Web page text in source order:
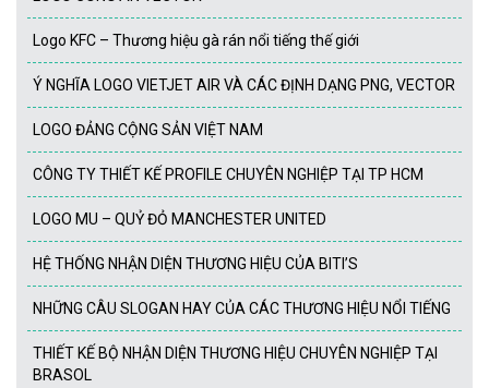
Logo KFC – Thương hiệu gà rán nổi tiếng thế giới
Ý NGHĨA LOGO VIETJET AIR VÀ CÁC ĐỊNH DẠNG PNG, VECTOR
LOGO ĐẢNG CỘNG SẢN VIỆT NAM
CÔNG TY THIẾT KẾ PROFILE CHUYÊN NGHIỆP TẠI TP HCM
LOGO MU – QUỶ ĐỎ MANCHESTER UNITED
HỆ THỐNG NHẬN DIỆN THƯƠNG HIỆU CỦA BITI’S
NHỮNG CÂU SLOGAN HAY CỦA CÁC THƯƠNG HIỆU NỔI TIẾNG
THIẾT KẾ BỘ NHẬN DIỆN THƯƠNG HIỆU CHUYÊN NGHIỆP TẠI
BRASOL